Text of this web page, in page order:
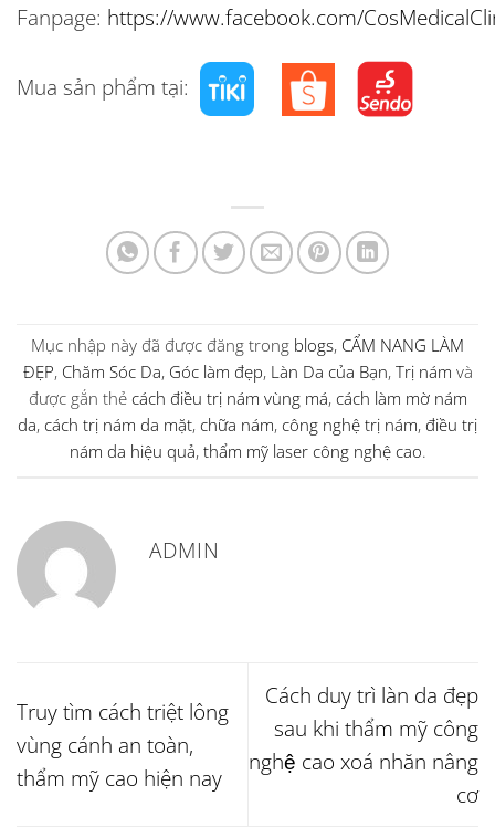
Fanpage: https://www.facebook.com/
Mua sản phẩm tại:
Mục nhập này đã được đăng trong blogs, CẨM NANG LÀM
ĐẸP, Chăm Sóc Da, Góc làm đẹp, Làn Da của Bạn,Trị nám và
được gắn thẻcách điều trị nám vùng má,cách làm mờ nám
da,cách trị nám da mặt,chữa nám,công nghệ trị nám, điều trị
nám da hiệu quả,thẩm mỹ laser công nghệ cao.
ADMIN
Truy tìm cách triệt lông
vùng cánh an toàn,
thẩm mỹ cao hiện nay
Cách duy trì làn da đẹp
sau khi thẩm mỹ công
nghệ cao xoá nhăn nâng
cơ